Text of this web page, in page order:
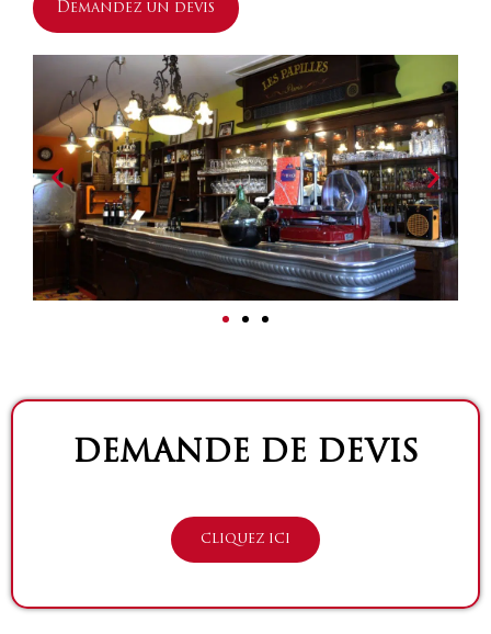
Demandez un devis
DEMANDE DE DEVIS
CLIQUEZ ICI